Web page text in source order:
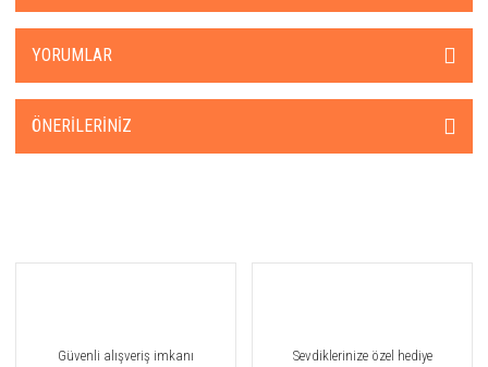
YORUMLAR
ÖNERILERINIZ
Güvenli alışveriş imkanı
Sevdiklerinize özel hediye